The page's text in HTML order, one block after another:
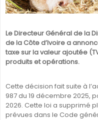
Le Directeur Général de la
de la Côte d’Ivoire a
taxe sur la valeur ajoutée
produits et opérations.
Cette décision fait suite à
987 du 19 décembre 2025,
2026. Cette loi a supprimé
prévues dans le Code